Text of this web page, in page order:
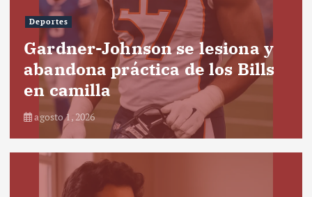
Deportes
Gardner-Johnson se lesiona y
abandona práctica de los Bills
en camilla
agosto 1, 2026